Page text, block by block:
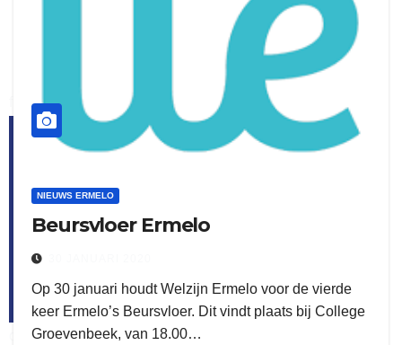
flitsmeister
ook adverteren
NIEUWS ERMELO
Beursvloer Ermelo
Op 30 januari houdt Welzijn Ermelo voor de vierde
keer Ermelo’s Beursvloer. Dit vindt plaats bij College
Groevenbeek, van 18.00…